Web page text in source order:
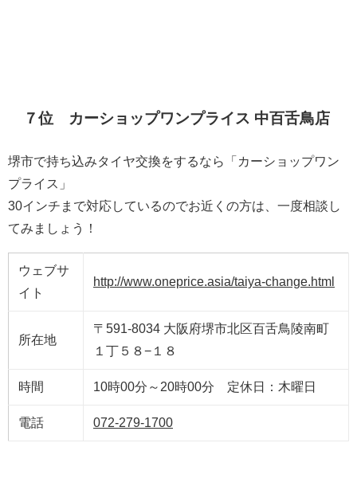
７位 カーショップワンプライス 中百舌鳥店
堺市で持ち込みタイヤ交換をするなら「カーショップワン
プライス」
30インチまで対応しているのでお近くの方は、一度相談し
てみましょう！
ウェブサ
イト
http://www.oneprice.asia/taiya-change.html
所在地
〒591-8034 大阪府堺市北区百舌鳥陵南町
１丁５８−１８
時間 10時00分～20時00分 定休日：木曜日
電話 072-279-1700